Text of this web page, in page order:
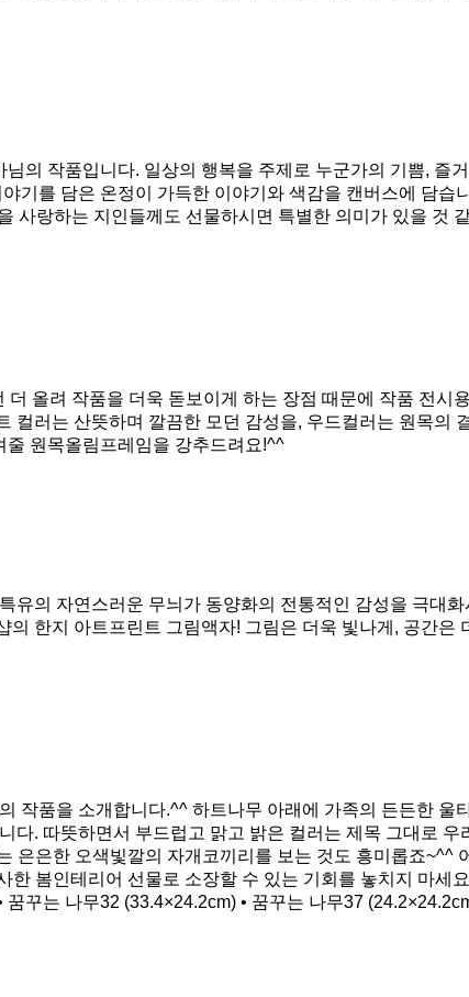
의 작품입니다. 일상의 행복을 주제로 누군가의 기쁨, 즐
기를 담은 온정이 가득한 이야기와 색감을 캔버스에 담습
사랑하는 지인들께도 선물하시면 특별한 의미가 있을 것
올려 작품을 더욱 돋보이게 하는 장점 때문에 작품 전시
컬러는 산뜻하며 깔끔한 모던 감성을, 우드컬러는 원목의
원목올림프레임을 강추드려요!^^
유의 자연스러운 무늬가 동양화의 전통적인 감성을 극대
한지 아트프린트 그림액자! 그림은 더욱 빛나게, 공간은
작품을 소개합니다.^^ 하트나무 아래에 가족의 든든한 울
다. 따뜻하면서 부드럽고 맑고 밝은 컬러는 제목 그대로 우
은은한 오색빛깔의 자개코끼리를 보는 것도 흥미롭죠~^^
봄인테리어 선물로 소장할 수 있는 기회를 놓치지 마세
꾸는 나무32 (33.4×24.2cm) • 꿈꾸는 나무37